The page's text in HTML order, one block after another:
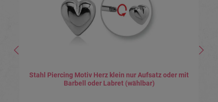
Stahl Piercing Motiv Herz klein nur Aufsatz oder mit
Barbell oder Labret (wählbar)